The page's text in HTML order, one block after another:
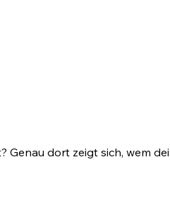
dort zeigt sich, wem